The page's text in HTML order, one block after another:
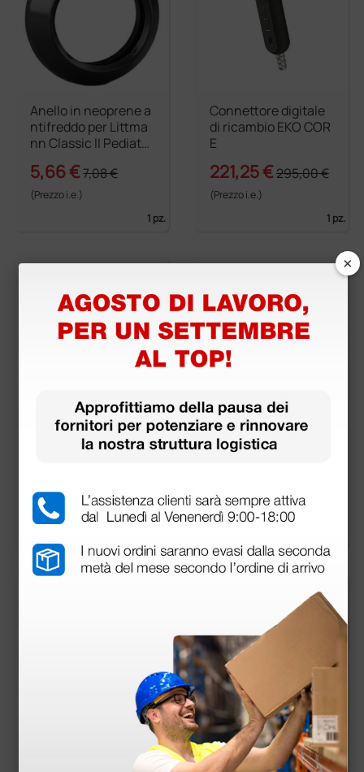
Anello in neoprene a
ntifreddo per Littma
nn Classic II Pediatri
5,66 €7,08 €
(Prezzo i.e.)
1 pz.
Connettore digitale
di ricambio EKO COR
E
221,25 €295,00 €
(Prezzo i.e.)
1 pz.
Olive rigide a vite per
fonendoscopi Classi
0,60 €
(Prezzo i.e.)
Archetto Berta fisso
5,07 €
(Prezzo i.e.)
Olivette di ricambio
universali - rigide
×